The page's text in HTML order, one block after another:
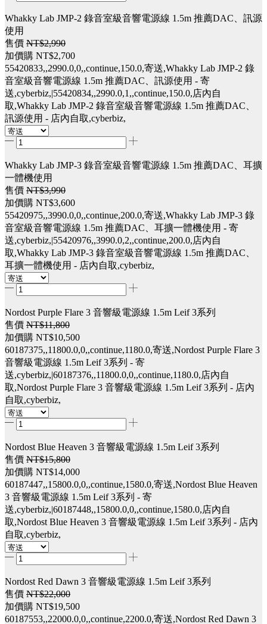
Whakky Lab JMP-2 錄音室級音響電源線 1.5m 推薦DAC、訊源
使用
售價 NT$2,990
加價購 NT$2,700
55420833,,2990.0,0,,continue,150.0,寄送,Whakky Lab JMP-2 錄
音室級音響電源線 1.5m 推薦DAC、訊源使用 - 寄
送,cyberbiz,|55420834,,2990.0,1,,continue,150.0,店內自
取,Whakky Lab JMP-2 錄音室級音響電源線 1.5m 推薦DAC、
訊源使用 - 店內自取,cyberbiz,
Whakky Lab JMP-3 錄音室級音響電源線 1.5m 推薦DAC、耳擴
一體機使用
售價 NT$3,990
加價購 NT$3,600
55420975,,3990.0,0,,continue,200.0,寄送,Whakky Lab JMP-3 錄
音室級音響電源線 1.5m 推薦DAC、耳擴一體機使用 - 寄
送,cyberbiz,|55420976,,3990.0,2,,continue,200.0,店內自
取,Whakky Lab JMP-3 錄音室級音響電源線 1.5m 推薦DAC、
耳擴一體機使用 - 店內自取,cyberbiz,
Nordost Purple Flare 3 音響級電源線 1.5m Leif 3系列
售價 NT$11,800
加價購 NT$10,500
60187375,,11800.0,0,,continue,1180.0,寄送,Nordost Purple Flare 3
音響級電源線 1.5m Leif 3系列 - 寄
送,cyberbiz,|60187376,,11800.0,0,,continue,1180.0,店內自
取,Nordost Purple Flare 3 音響級電源線 1.5m Leif 3系列 - 店內
自取,cyberbiz,
Nordost Blue Heaven 3 音響級電源線 1.5m Leif 3系列
售價 NT$15,800
加價購 NT$14,000
60187447,,15800.0,0,,continue,1580.0,寄送,Nordost Blue Heaven
3 音響級電源線 1.5m Leif 3系列 - 寄
送,cyberbiz,|60187448,,15800.0,0,,continue,1580.0,店內自
取,Nordost Blue Heaven 3 音響級電源線 1.5m Leif 3系列 - 店內
自取,cyberbiz,
Nordost Red Dawn 3 音響級電源線 1.5m Leif 3系列
售價 NT$22,000
加價購 NT$19,500
60187553,,22000.0,0,,continue,2200.0,寄送,Nordost Red Dawn 3